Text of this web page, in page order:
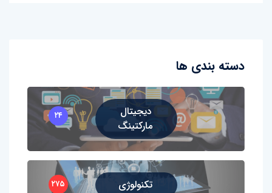
دسته بندی ها
دیجیتال
مارکتینگ
۲۴
تکنولوژی ۲۷۵